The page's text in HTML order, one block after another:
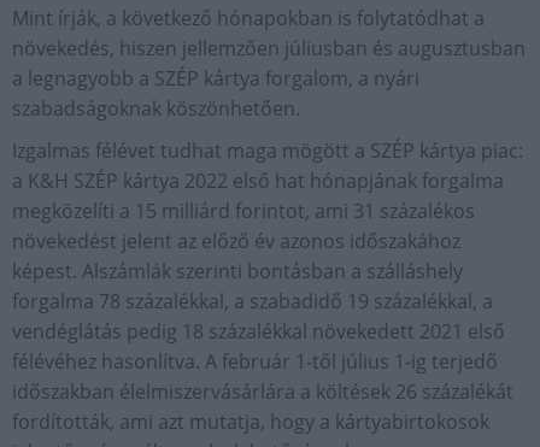
Mint írják, a következő hónapokban is folytatódhat a
növekedés, hiszen jellemzően júliusban és augusztusban
a legnagyobb a SZÉP kártya forgalom, a nyári
szabadságoknak köszönhetően.
Izgalmas félévet tudhat maga mögött a SZÉP kártya piac:
a K&H SZÉP kártya 2022 első hat hónapjának forgalma
megközelíti a 15 milliárd forintot, ami 31 százalékos
növekedést jelent az előző év azonos időszakához
képest. Alszámlák szerinti bontásban a szálláshely
forgalma 78 százalékkal, a szabadidő 19 százalékkal, a
vendéglátás pedig 18 százalékkal növekedett 2021 első
félévéhez hasonlítva. A február 1-től július 1-ig terjedő
időszakban élelmiszervásárlára a költések 26 százalékát
fordították, ami azt mutatja, hogy a kártyabirtokosok